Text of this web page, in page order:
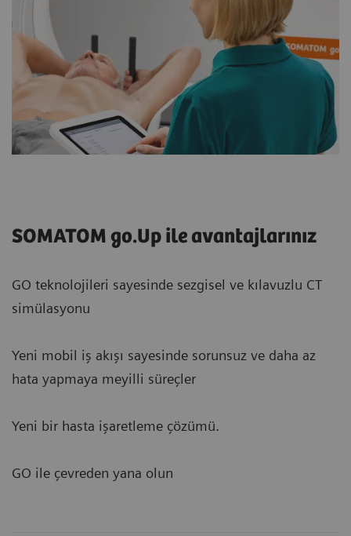
SOMATOM go.Up ile avantajlarınız
GO teknolojileri sayesinde sezgisel ve kılavuzlu CT
simülasyonu
Yeni mobil iş akışı sayesinde sorunsuz ve daha az
hata yapmaya meyilli süreçler
Yeni bir hasta işaretleme çözümü.
GO ile çevreden yana olun